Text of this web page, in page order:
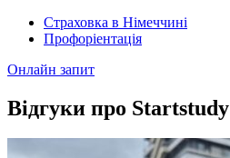
Страховка в Німеччині
Профоріентація
Онлайн запит
Відгуки про Startstudy